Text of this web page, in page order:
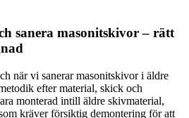
sanera masonitskivor – rätt
när vi sanerar masonitskivor i äldre
efter material, skick och
monterad intill äldre skivmaterial,
kräver försiktig demontering för att